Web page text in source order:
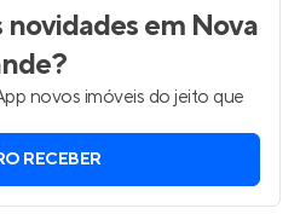
novidadesem Nova
?
novos imóveis do jeito que
RECEBER